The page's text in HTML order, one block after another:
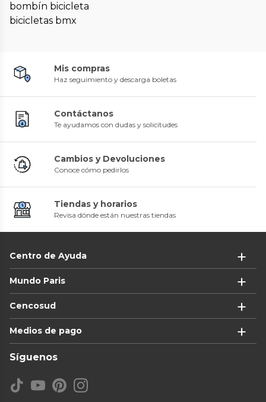
bombín bicicleta
bicicletas bmx
Mis compras
Haz seguimiento y descarga boletas
Contáctanos
Te ayudamos con dudas y solicitudes
Cambios y Devoluciones
Conoce cómo pedirlos
Tiendas y horarios
Revisa dónde están nuestras tiendas
Centro de Ayuda
Mundo Paris
Cencosud
Medios de pago
Síguenos